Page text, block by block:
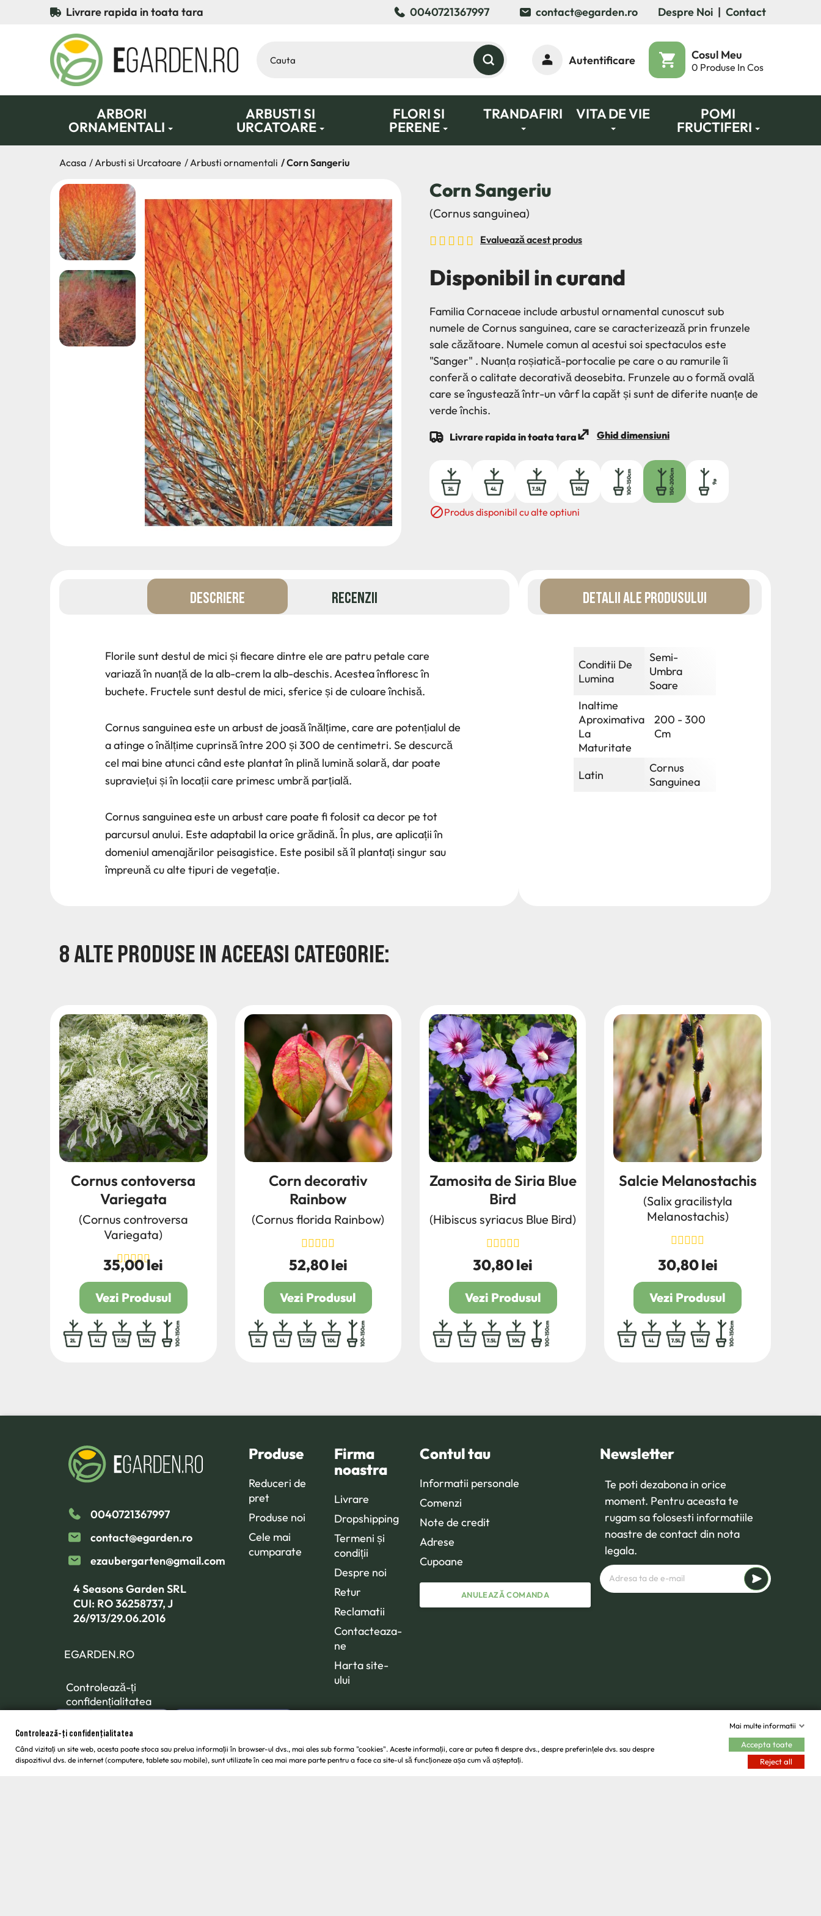
Livrare rapida in toata tara 0040721367997 contact@egarden.ro Despre Noi | Contact
Autentificare Cosul Meu
0 Produse In Cos
ARBORI
ORNAMENTALI
ARBUSTI SI
URCATOARE
FLORI SI
PERENE
TRANDAFIRI VITA DE VIE POMI
FRUCTIFERI
Acasa Arbusti si Urcatoare Arbusti ornamentali Corn Sangeriu
Corn Sangeriu
(Cornus sanguinea)
Evaluează acest produs
Disponibil in curand
Familia Cornaceae include arbustul ornamental cunoscut sub
numele de Cornus sanguinea, care se caracterizează prin frunzele
sale căzătoare. Numele comun al acestui soi spectaculos este
"Sanger" . Nuanța roșiatică-portocalie pe care o au ramurile îi
conferă o calitate decorativă deosebita. Frunzele au o formă ovală
care se îngustează într-un vârf la capăt și sunt de diferite nuanțe de
verde închis.
Livrare rapida in toata tara Ghid dimensiuni
150/200
Produs disponibil cu alte optiuni
DESCRIERE RECENZII
Florile sunt destul de mici și fiecare dintre ele are patru petale care
variază în nuanță de la alb-crem la alb-deschis. Acestea înfloresc în
buchete. Fructele sunt destul de mici, sferice și de culoare închisă.
Cornus sanguinea este un arbust de joasă înălțime, care are potențialul de
a atinge o înălțime cuprinsă între 200 și 300 de centimetri. Se descurcă
cel mai bine atunci când este plantat în plină lumină solară, dar poate
supraviețui și în locații care primesc umbră parțială.
Cornus sanguinea este un arbust care poate fi folosit ca decor pe tot
parcursul anului. Este adaptabil la orice grădină. În plus, are aplicații în
domeniul amenajărilor peisagistice. Este posibil să îl plantați singur sau
împreună cu alte tipuri de vegetație.
DETALII ALE PRODUSULUI
Conditii De
Lumina
Semi-
Umbra
Soare
Inaltime
Aproximativa
La
Maturitate
200 - 300
Cm
Latin
Cornus
Sanguinea
8 ALTE PRODUSE IN ACEEASI CATEGORIE:
Cornus contoversa
Variegata
(Cornus controversa
Variegata)
Pret
35,00 lei
Vezi Produsul
2L 4L 7.5L 10L 100/150
Corn decorativ
Rainbow
(Cornus florida Rainbow)
Pret
52,80 lei
Vezi Produsul
2L 4L 7.5L 10L 100/150
Zamosita de Siria Blue
Bird
(Hibiscus syriacus Blue Bird)
Pret
30,80 lei
Vezi Produsul
2L 4L 7.5L 10L 100/150
Salcie Melanostachis
(Salix gracilistyla
Melanostachis)
Pret
30,80 lei
Vezi Produsul
2L 4L 7.5L 10L 100/150
0040721367997
contact@egarden.ro
ezaubergarten@gmail.com
4 Seasons Garden SRL
CUI: RO 36258737, J
26/913/29.06.2016
EGARDEN.RO
Controlează-ți
confidențialitatea
Produse
Reduceri de
pret
Produse noi
Cele mai
cumparate
Firma
noastra
Livrare
Dropshipping
Termeni și
condiții
Despre noi
Retur
Reclamatii
Contacteaza-
ne
Harta site-
ului
Contul tau
Informatii personale
Comenzi
Note de credit
Adrese
Cupoane
ANULEAZĂ COMANDA
Newsletter
Te poti dezabona in orice
moment. Pentru aceasta te
rugam sa folosesti informatiile
noastre de contact din nota
legala.
Copyright © 2026 -Egarden.roToate drepturile rezervate.
Controlează-ți confidențialitatea
Când vizitați un site web, acesta poate stoca sau prelua informații în browser-ul dvs., mai ales sub forma "cookies". Aceste informații, care ar putea fi despre dvs., despre preferințele dvs. sau despre
dispozitivul dvs. de internet (computere, tablete sau mobile), sunt utilizate în cea mai mare parte pentru a face ca site-ul să funcționeze așa cum vă așteptați.
Mai multe informatii
Accepta toate
Reject all